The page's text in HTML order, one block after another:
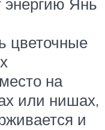
цветочные
на
или нишах,
и